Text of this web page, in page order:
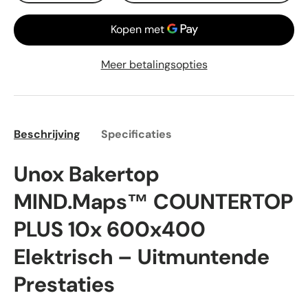
Meer betalingsopties
Beschrijving Specificaties
Unox Bakertop
MIND.Maps™ COUNTERTOP
PLUS 10x 600x400
Elektrisch – Uitmuntende
Prestaties